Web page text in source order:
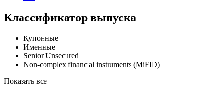
FINCRE 7.5 05/15/29 V
Тип ценной бумаги по ЦБ РФ
Классификатор выпуска
Именные